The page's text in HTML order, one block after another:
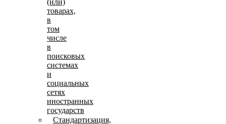
(или)
товарах,
в
том
числе
в
поисковых
системах
и
социальных
сетях
иностранных
государств
Стандартизация,